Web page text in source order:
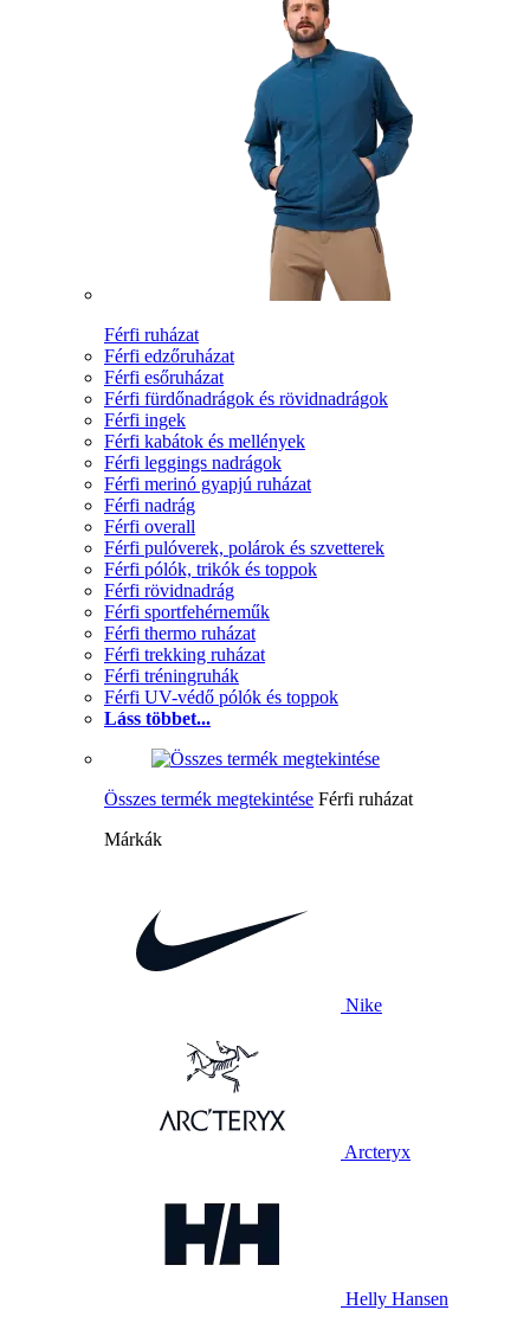
Férfi ruházat
Férfi edzőruházat
Férfi esőruházat
Férfi fürdőnadrágok és rövidnadrágok
Férfi ingek
Férfi kabátok és mellények
Férfi leggings nadrágok
Férfi merinó gyapjú ruházat
Férfi nadrág
Férfi overall
Férfi pulóverek, polárok és szvetterek
Férfi pólók, trikók és toppok
Férfi rövidnadrág
Férfi sportfehérneműk
Férfi thermo ruházat
Férfi trekking ruházat
Férfi tréningruhák
Férfi UV-védő pólók és toppok
Láss többet...
Összes termék megtekintése Férfi ruházat
Márkák
Nike
Arcteryx
Helly Hansen